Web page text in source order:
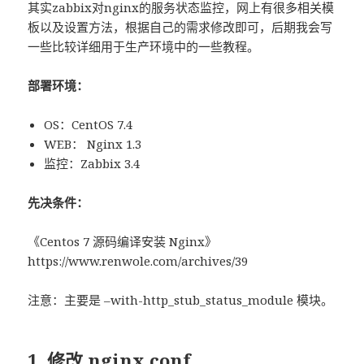
其实zabbix对nginx的服务状态监控，网上有很多相关模
板以及设置方法，根据自己的需求修改即可，后期我会写
一些比较详细用于生产环境中的一些教程。
部署环境：
OS：CentOS 7.4
WEB： Nginx 1.3
监控：Zabbix 3.4
先决条件：
《Centos 7 源码编译安装 Nginx》
https://www.renwole.com/archives/39
注意：主要是 –with-http_stub_status_module 模块。